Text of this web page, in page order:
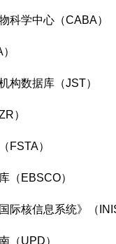
科学中心（CABA）
构数据库（JST）
）
FSTA）
（EBSCO）
际核信息系统》（
（UPD）